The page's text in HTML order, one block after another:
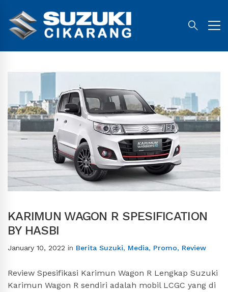
KARIMUN WAGON R SPESIFICATION
BY HASBI
January 10, 2022 in Berita Suzuki, Media, Promo, Review
Review Spesifikasi Karimun Wagon R Lengkap Suzuki
Karimun Wagon R sendiri adalah mobil LCGC yang di